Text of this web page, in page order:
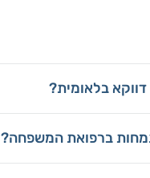
בלאומית?
ברפואת המשפחה?